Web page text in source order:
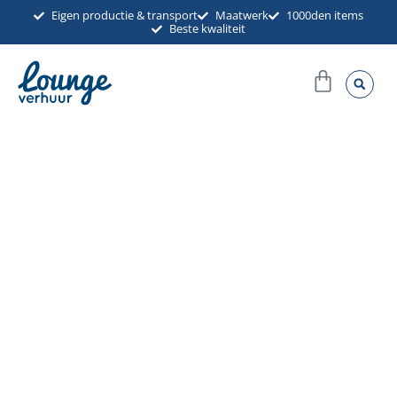
inhoud
Eigen productie & transport Maatwerk
1000den items
Beste kwaliteit